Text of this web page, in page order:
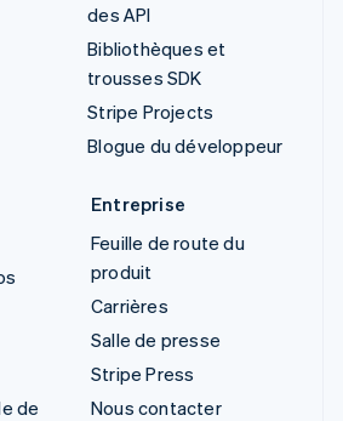
des API
Bibliothèques et
trousses SDK
Stripe Projects
Blogue du développeur
de
Entreprise
Feuille de route du
produit
Carrières
Salle de presse
Stripe Press
Nous contacter